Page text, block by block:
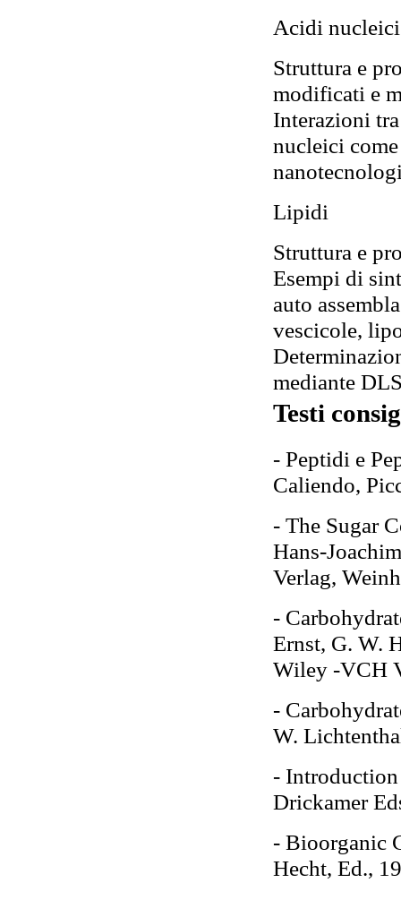
Acidi nucleici
Struttura e
modificati e
Interazioni
nucleici
Lipidi
Struttura e
Esempi di
auto
vescicole,
mediante
Testi
- Peptidi e
Caliendo,
- The Sugar
Hans-
Verlag,
-
Ernst, G. W.
Wiley -VCH
-
W.
-
Drickamer
- Bioorganic
Hecht, Ed.,